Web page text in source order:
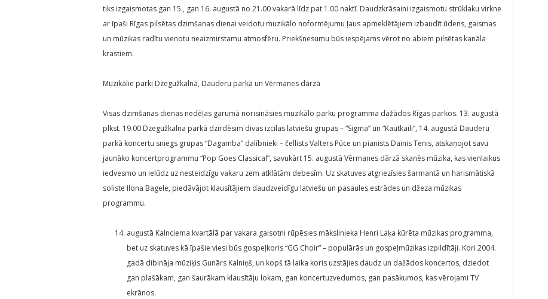
tiks izgaismotas gan 15., gan 16. augustā no 21.00 vakarā līdz pat 1.00 naktī. Daudzkrāsaini izgaismotu strūklaku virkne
ar īpaši Rīgas pilsētas dzimšanas dienai veidotu muzikālo noformējumu ļaus apmeklētājiem izbaudīt ūdens, gaismas
un mūzikas radītu vienotu neaizmirstamu atmosfēru. Priekšnesumu būs iespējams vērot no abiem pilsētas kanāla
krastiem.
Muzikālie parki Dzegužkalnā, Dauderu parkā un Vērmanes dārzā
Visas dzimšanas dienas nedēļas garumā norisināsies muzikālo parku programma dažādos Rīgas parkos. 13. augustā
plkst. 19.00 Dzegužkalna parkā dzirdēsim divas izcilas latviešu grupas – “Sigma” un “Kautkaili”, 14. augustā Dauderu
parkā koncertu sniegs grupas “Dagamba” dalībnieki – čellists Valters Pūce un pianists Dainis Tenis, atskaņojot savu
jaunāko koncertprogrammu “Pop Goes Classical”, savukārt 15. augustā Vērmanes dārzā skanēs mūzika, kas vienlaikus
iedvesmo un ielūdz uz nesteidzīgu vakaru zem atklātām debesīm. Uz skatuves atgriezīsies šarmantā un harismātiskā
soliste Ilona Bagele, piedāvājot klausītājiem daudzveidīgu latviešu un pasaules estrādes un džeza mūzikas
programmu.
augustā Kalnciema kvartālā par vakara gaisotni rūpēsies mākslinieka Henri Laķa kūrēta mūzikas programma,
bet uz skatuves kā īpašie viesi būs gospeļkoris “GG Choir” – populārās un gospeļmūzikas izpildītāji. Kori 2004.
gadā dibināja mūziķis Gunārs Kalniņš, un kopš tā laika koris uzstājies daudz un dažādos koncertos, dziedot
gan plašākam, gan šaurākam klausītāju lokam, gan koncertuzvedumos, gan pasākumos, kas vērojami TV
ekrānos.